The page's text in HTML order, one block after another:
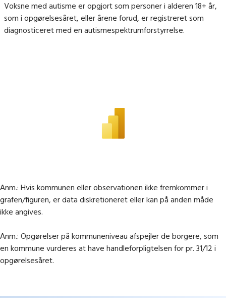
Voksne med autisme er opgjort som personer i alderen 18+ år,
som i opgørelsesåret, eller årene forud, er registreret som
diagnosticeret med en autismespektrumforstyrrelse.
Anm.: Hvis kommunen eller observationen ikke fremkommer i
grafen/figuren, er data diskretioneret eller kan på anden måde
ikke angives.
Anm.: Opgørelser på kommuneniveau afspejler de borgere, som
en kommune vurderes at have handleforpligtelsen for pr. 31/12 i
opgørelsesåret.